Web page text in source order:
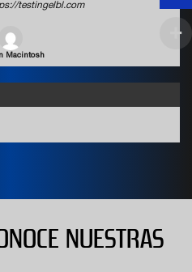
testingelbl.com
Macintosh
NUESTRAS